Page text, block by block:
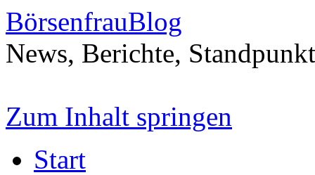
BörsenfrauBlog
News, Berichte,
Zum Inhalt springen
Start